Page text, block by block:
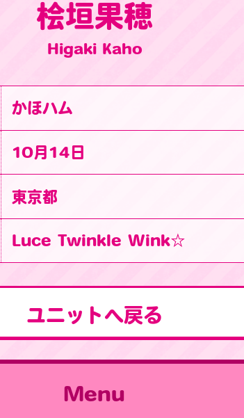
桧垣果穂
Higaki Kaho
かほハム
10月14日
東京都
Luce Twinkle Wink☆
ユニットへ戻る
Menu